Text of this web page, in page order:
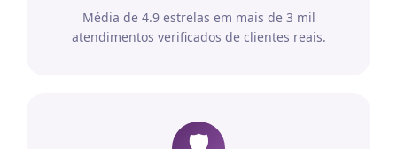
Média de 4.9 estrelas em mais de 3 mil
atendimentos verificados de clientes reais.